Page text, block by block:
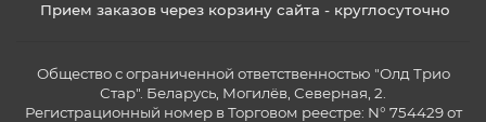
Прием заказов через корзину сайта - круглосуточно
Общество с ограниченной ответственностью "Олд Трио
Стар". Беларусь, Могилёв, Северная, 2.
Регистрационный номер в Торговом реестре: N° 754429 от